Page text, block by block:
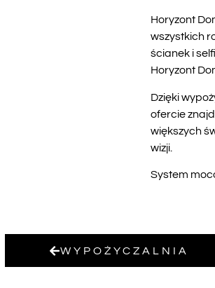
Horyzont
wszystkich
ścianek i
Horyzont
Dzięki
ofercie
większych
wizji.
System
WYPOŻYCZALNIA